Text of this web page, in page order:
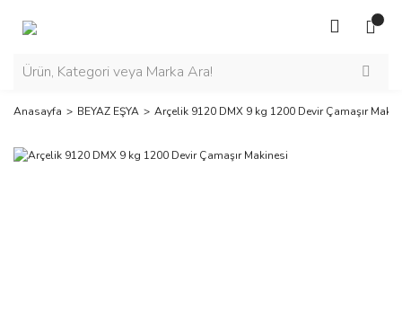
Anasayfa BEYAZ EŞYA Arçelik 9120 DMX 9 kg 1200 Devir Çamaşır